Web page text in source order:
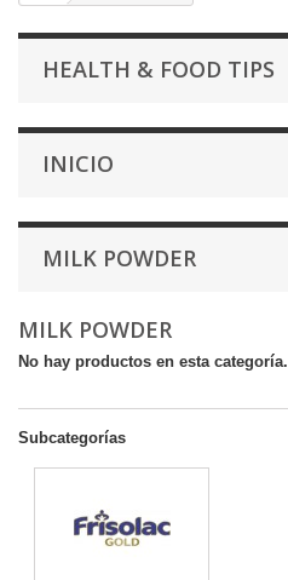
HEALTH & FOOD TIPS
INICIO
MILK POWDER
MILK POWDER
No hay productos en esta categoría.
Subcategorías